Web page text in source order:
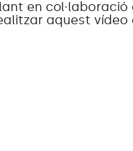
en col·laboració
aquest